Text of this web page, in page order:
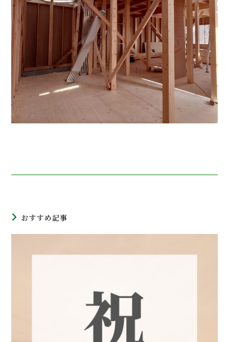
おすすめ記事